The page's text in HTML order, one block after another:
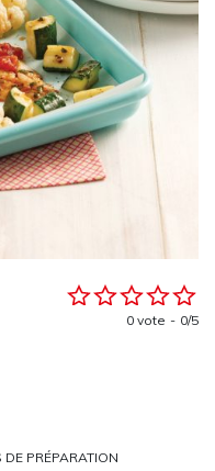
0 vote 0/5
DE PRÉPARATION